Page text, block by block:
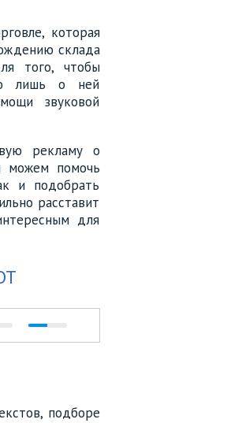
которая
склада
того, чтобы
лишь о ней
звуковой
рекламу о
можем помочь
и подобрать
расставит
для
подборе